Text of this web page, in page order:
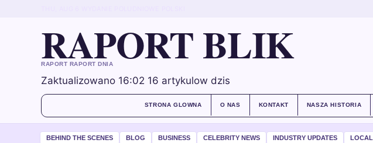
RAPORT BLIK
RAPORT RAPORT DNIA
Zaktualizowano 16:02 16 artykulow dzis
STRONA GLOWNA O NAS KONTAKT NASZA HISTORIA
BEHIND THE SCENES BLOG BUSINESS CELEBRITY NEWS INDUSTRY UPDATES LOCAL